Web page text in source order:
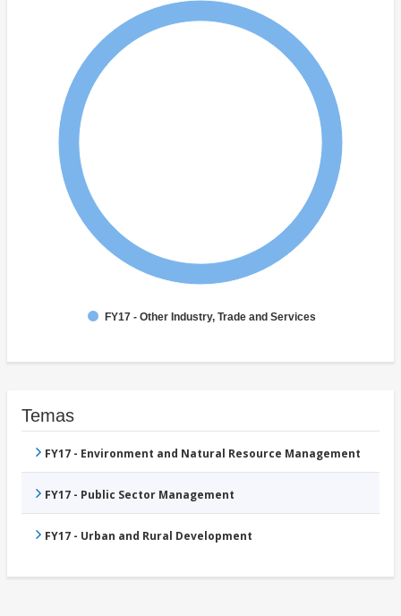
FY17 - Other Industry, Trade and Services
Temas
FY17 - Environment and Natural Resource Management
FY17 - Public Sector Management
FY17 - Urban and Rural Development